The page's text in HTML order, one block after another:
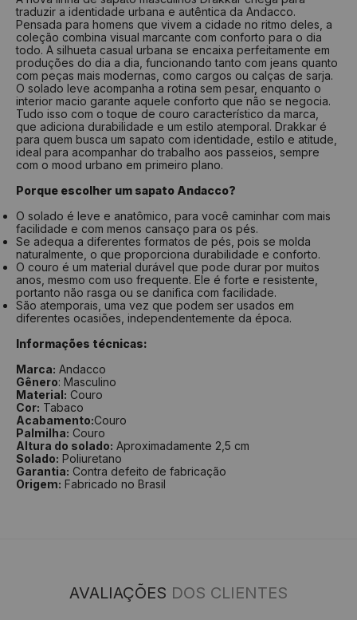
traduzir a identidade urbana e autêntica da Andacco.
Pensada para homens que vivem a cidade no ritmo deles, a
coleção combina visual marcante com conforto para o dia
todo. A silhueta casual urbana se encaixa perfeitamente em
produções do dia a dia, funcionando tanto com jeans quanto
com peças mais modernas, como cargos ou calças de sarja.
O solado leve acompanha a rotina sem pesar, enquanto o
interior macio garante aquele conforto que não se negocia.
Tudo isso com o toque de couro característico da marca,
que adiciona durabilidade e um estilo atemporal. Drakkar é
para quem busca um sapato com identidade, estilo e atitude,
ideal para acompanhar do trabalho aos passeios, sempre
com o mood urbano em primeiro plano.
Porque escolher um sapato Andacco?
O solado é leve e anatômico, para você caminhar com mais
facilidade e com menos cansaço para os pés.
Se adequa a diferentes formatos de pés, pois se molda
naturalmente, o que proporciona durabilidade e conforto.
O couro é um material durável que pode durar por muitos
anos, mesmo com uso frequente. Ele é forte e resistente,
portanto não rasga ou se danifica com facilidade.
São atemporais, uma vez que podem ser usados em
diferentes ocasiões, independentemente da época.
Informações técnicas:
Marca: Andacco
Gênero: Masculino
Material: Couro
Cor: Tabaco
Acabamento:Couro
Palmilha: Couro
Altura do solado: Aproximadamente 2,5 cm
Solado: Poliuretano
Garantia: Contra defeito de fabricação
Origem: Fabricado no Brasil
AVALIAÇÕES DOS CLIENTES